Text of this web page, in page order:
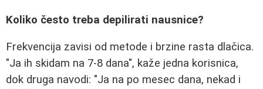
Koliko često treba depilirati nausnice?
Frekvencija zavisi od metode i brzine rasta dlačica.
"Ja ih skidam na 7-8 dana", kaže jedna korisnica,
dok druga navodi: "Ja na po mesec dana, nekad i